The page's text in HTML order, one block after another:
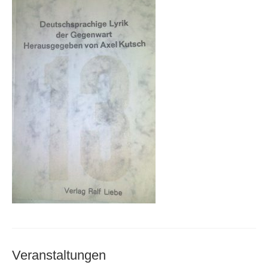
Veranstaltungen
Andenken
Neuerscheinungen von Mitgliedern
Ausschreibungen
Leipziger Lyrikbibliothek
Lyrikschaufenster im Literaturhaus Leipzig
Veranstaltungen